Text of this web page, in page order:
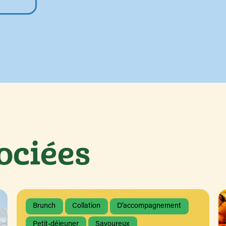
Brunch Collation D’accompagnement
Petit-déjeuner Savoureux